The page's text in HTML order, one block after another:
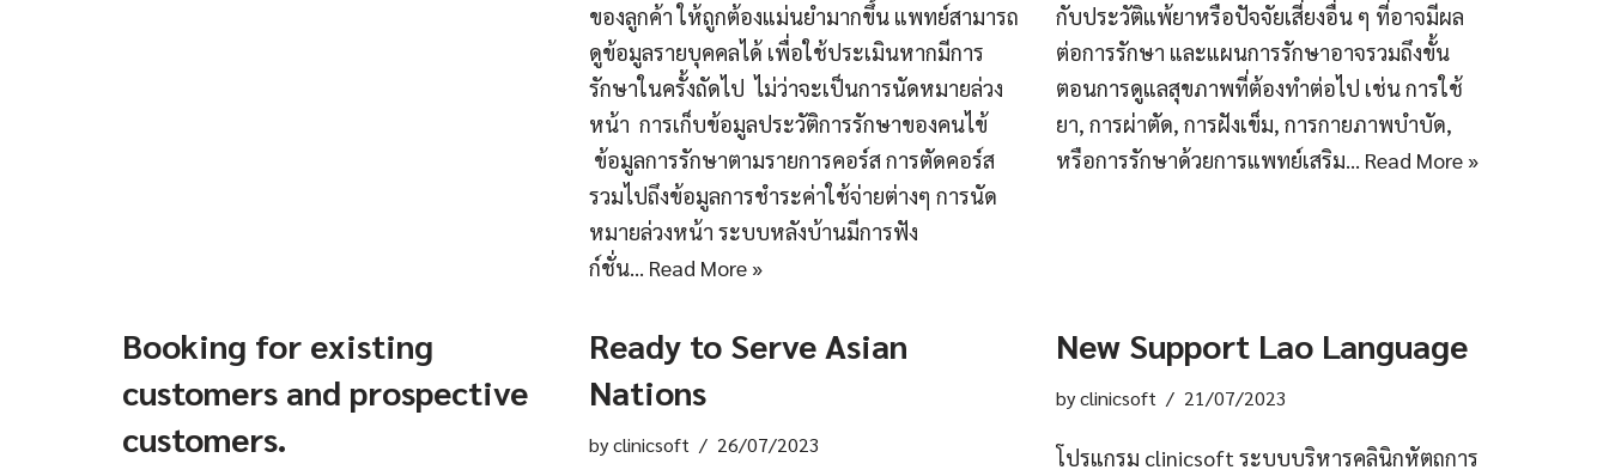
ของลูกค้า ให้ถูกต้องแม่นยำมากขึ้น แพทย์สามารถ
ดูข้อมูลรายบุคคลได้ เพื่อใช้ประเมินหากมีการ
รักษาในครั้งถัดไป ไม่ว่าจะเป็นการนัดหมายล่วง
หน้า การเก็บข้อมูลประวัติการรักษาของคนไข้
ข้อมูลการรักษาตามรายการคอร์ส การตัดคอร์ส
รวมไปถึงข้อมูลการชำระค่าใช้จ่ายต่างๆ การนัด
หมายล่วงหน้า ระบบหลังบ้านมีการฟัง
ก์ชั่น… Read More »
กับประวัติแพ้ยาหรือปัจจัยเสี่ยงอื่น ๆ ที่อาจมีผล
ต่อการรักษา และแผนการรักษาอาจรวมถึงขั้น
ตอนการดูแลสุขภาพที่ต้องทำต่อไป เช่น การใช้
ยา, การผ่าตัด, การฝังเข็ม, การกายภาพบำบัด,
หรือการรักษาด้วยการแพทย์เสริม… Read More »
Booking for existing
customers and prospective
customers.
Ready to Serve Asian
Nations
byclinicsoft 26/07/2023
New Support Lao Language
byclinicsoft 21/07/2023
โปรแกรม clinicsoft ระบบบริหารคลินิกหัตถการ